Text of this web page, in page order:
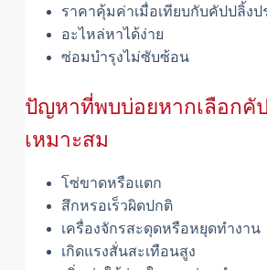
ราคาคุ้มค่าเมื่อเทียบกับคัปปลิ้งป
อะไหล่หาได้ง่าย
ซ่อมบำรุงไม่ซับซ้อน
ปัญหาที่พบบ่อยหากเลือกคั
เหมาะสม
โซ่ขาดหรือแตก
สึกหรอเร็วผิดปกติ
เครื่องจักรสะดุดหรือหยุดทำงาน
เกิดแรงสั่นสะเทือนสูง